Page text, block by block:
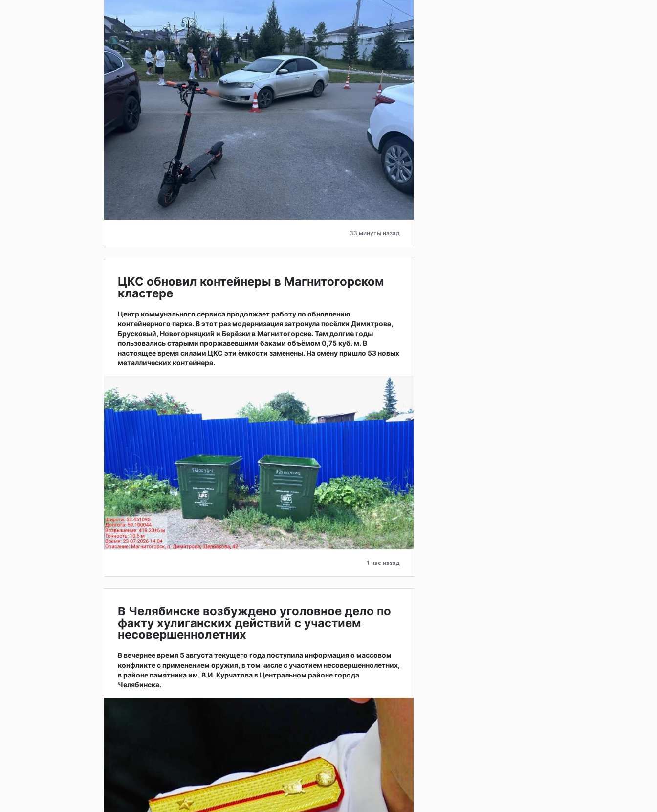
33 минуты назад
ЦКС обновил контейнеры в Магнитогорском
кластере
Центр коммунального сервиса продолжает работу по обновлению
контейнерного парка. В этот раз модернизация затронула посёлки Димитрова,
Брусковый, Новогорняцкий и Берёзки в Магнитогорске. Там долгие годы
пользовались старыми проржавевшими баками объёмом 0,75 куб. м. В
настоящее время силами ЦКС эти ёмкости заменены. На смену пришло 53 новых
металлических контейнера.
1 час назад
В Челябинске возбуждено уголовное дело по
факту хулиганских действий с участием
несовершеннолетних
В вечернее время 5 августа текущего года поступила информация о массовом
конфликте с применением оружия, в том числе с участием несовершеннолетних,
в районе памятника им. В.И. Курчатова в Центральном районе города
Челябинска.